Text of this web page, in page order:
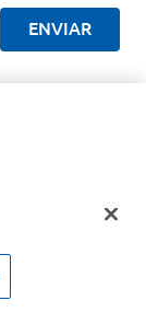
ENVIAR